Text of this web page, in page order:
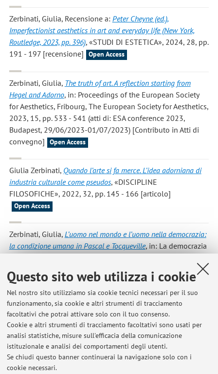
Questo sito web utilizza i cookie
Nel nostro sito utilizziamo sia cookie tecnici necessari per il suo
funzionamento, sia cookie e altri strumenti di tracciamento
facoltativi che potrai attivare solo con il tuo consenso.
Cookie e altri strumenti di tracciamento facoltativi sono usati per
analisi statistiche, misure sull'efficacia della comunicazione
istituzionale e analisi dei comportamenti degli utenti.
Se chiudi questo banner continuerai la navigazione solo con i
cookie necessari.
Zerbinati, Giulia, Recensione a: Peter Cheyne (ed.),
Imperfectionist aesthetics in art and everyday life (New York,
Routledge, 2023, pp. 396), «STUDI DI ESTETICA», 2024, 28, pp.
191 - 197 [recensione]
Open Access
Zerbinati, Giulia, The truth of art. A reflection starting from
Hegel and Adorno, in: Proceedings of the European Society
for Aesthetics, Fribourg, The European Society for Aesthetics,
2023, 15, pp. 533 - 541 (atti di: ESA conference 2023,
Budapest, 29/06/2023-01/07/2023) [Contributo in Atti di
convegno]
Open Access
Giulia Zerbinati, Quando l’arte si fa merce. L’idea adorniana di
industria culturale come pseudos, «DISCIPLINE
FILOSOFICHE», 2022, 32, pp. 145 - 166 [articolo]
Open Access
Zerbinati, Giulia, L’uomo nel mondo e l’uomo nella democrazia:
la condizione umana in Pascal e Tocqueville, in: La democrazia
Normale, 2020, pp. 109 - 125 [capitolo di libro]
Zerbinati, Giulia,Per il compiersi dell’incompiuto. Una lettura
critica dell’attuale attraverso l’ultimo Benjamin
l’attuale. Per una dialettica delle crisi storiche, Milano, Ursæ
Cœli, 2020, pp. 175 - 185 [capitolo di libro]